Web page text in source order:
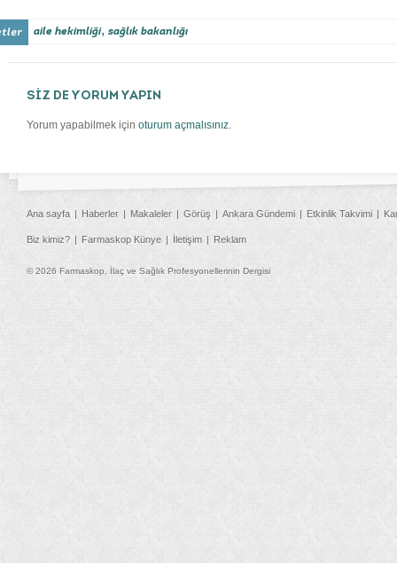
aile hekimliği, sağlık bakanlığı
SİZ DE YORUM YAPIN
Yorum yapabilmek için oturum açmalısınız.
Ana sayfa Haberler Makaleler Görüş Ankara Gündemi Etkinlik Takvimi
Biz kimiz? Farmaskop Künye İletişim Reklam
© 2026 Farmaskop, İlaç ve Sağlık Profesyonellerinin Dergisi